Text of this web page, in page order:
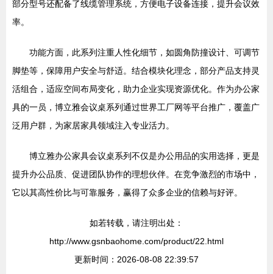
部分型号还配备了线缆管理系统，方便电子设备连接，提升会议效
率。
功能方面，此系列注重人性化细节，如圆角防撞设计、可调节
脚垫等，保障用户安全与舒适。结合模块化理念，部分产品支持灵
活组合，适应空间布局变化，助力企业实现资源优化。作为办公家
具的一员，博立雅会议桌系列通过世界工厂网等平台推广，覆盖广
泛用户群，为家居家具领域注入专业活力。
博立雅办公家具会议桌系列不仅是办公用品的实用选择，更是
提升办公品质、促进团队协作的理想伙伴。在竞争激烈的市场中，
它以其高性价比与可靠服务，赢得了众多企业的信赖与好评。
如若转载，请注明出处：
http://www.gsnbaohome.com/product/22.html
更新时间：2026-08-08 22:39:57